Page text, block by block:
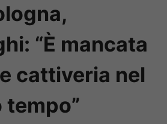
“È mancata
cattiveria nel